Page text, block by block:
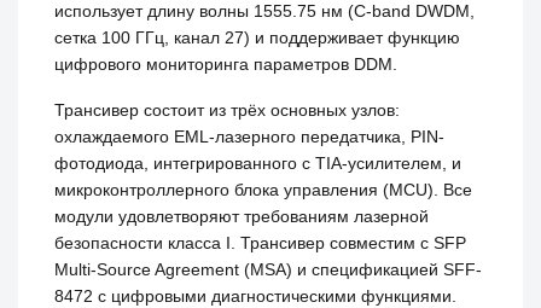
использует длину волны 1555.75 нм (C-band DWDM,
сетка 100 ГГц, канал 27) и поддерживает функцию
цифрового мониторинга параметров DDM.
Трансивер состоит из трёх основных узлов:
охлаждаемого EML-лазерного передатчика, PIN-
фотодиода, интегрированного с TIA-усилителем, и
микроконтроллерного блока управления (MCU). Все
модули удовлетворяют требованиям лазерной
безопасности класса I. Трансивер совместим с SFP
Multi-Source Agreement (MSA) и спецификацией SFF-
8472 с цифровыми диагностическими функциями.